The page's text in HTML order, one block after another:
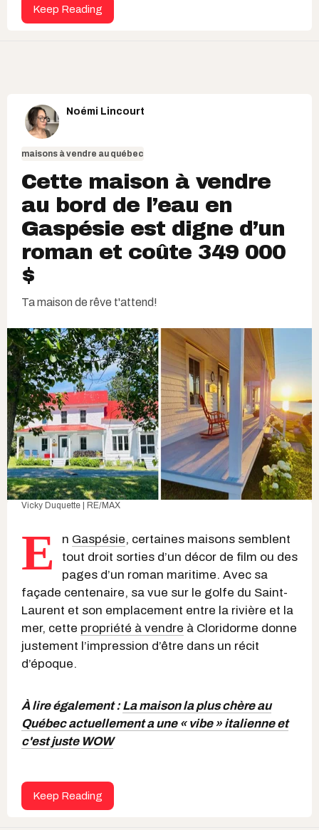
Keep Reading
Noémi Lincourt
maisons à vendre au québec
Cette maison à vendre
au bord de l’eau en
Gaspésie est digne d’un
roman et coûte 349 000
$
Ta maison de rêve t'attend!
Vicky Duquette | RE/MAX
E n Gaspésie, certaines maisons semblent
tout droit sorties d’un décor de film ou des
pages d’un roman maritime. Avec sa
façade centenaire, sa vue sur le golfe du Saint-
Laurent et son emplacement entre la rivière et la
mer, cette propriété à vendre à Cloridorme donne
justement l’impression d’être dans un récit
d’époque.
À lire également :La maison la plus chère au
Québec actuellement a une « vibe » italienne et
c'est juste WOW
Keep Reading